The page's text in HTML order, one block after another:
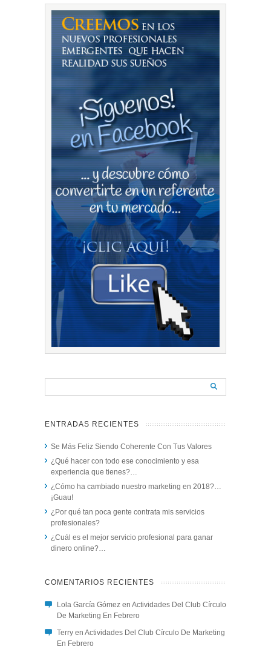
ENTRADAS RECIENTES
Se Más Feliz Siendo Coherente Con Tus Valores
¿Qué hacer con todo ese conocimiento y esa
experiencia que tienes?…
¿Cómo ha cambiado nuestro marketing en 2018?…
¡Guau!
¿Por qué tan poca gente contrata mis servicios
profesionales?
¿Cuál es el mejor servicio profesional para ganar
dinero online?…
COMENTARIOS RECIENTES
Lola García Gómez en Actividades Del Club Círculo
De Marketing En Febrero
Terry en Actividades Del Club Círculo De Marketing
En Febrero